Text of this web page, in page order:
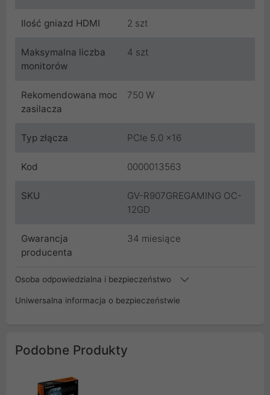
Ilość gniazd HDMI 2 szt
Maksymalna liczba
monitorów
4 szt
Rekomendowana moc
zasilacza
750 W
Typ złącza PCIe 5.0 x16
Kod 0000013563
SKU
GV-R907GREGAMING OC-
12GD
Gwarancja
producenta
34 miesiące
Osoba odpowiedzialna i bezpieczeństwo
Uniwersalna informacja o bezpieczeństwie
Podobne Produkty